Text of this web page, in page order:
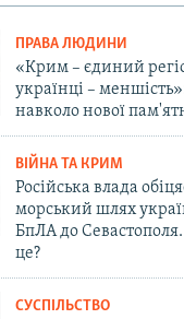
ПРАВА ЛЮДИНИ
«Крим – єдиний
українці –
навколо нової
ВІЙНА ТА КРИМ
Російська влада
морський шлях
БпЛА до
це?
СУСПІЛЬСТВО